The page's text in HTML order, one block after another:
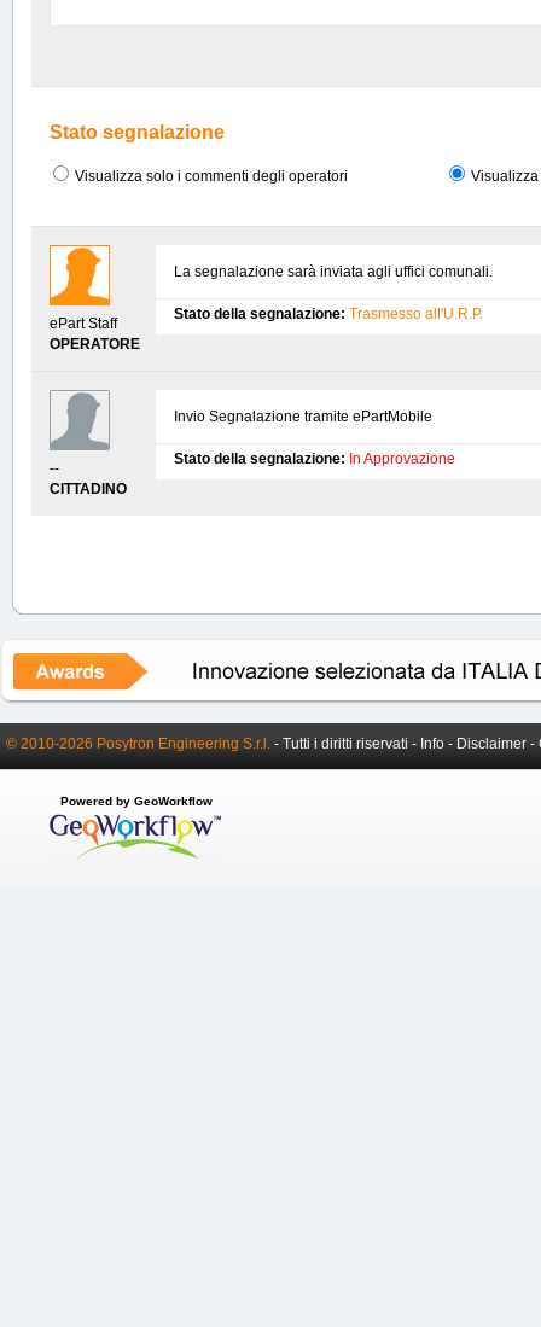
Stato segnalazione
Visualizza solo i commenti degli operatori Visualizza
ePart Staff
OPERATORE
La segnalazione sarà inviata agli uffici comunali.
Stato della segnalazione: Trasmesso all'U.R.P.
--
CITTADINO
Invio Segnalazione tramite ePartMobile
Stato della segnalazione: In Approvazione
© 2010-2026 Posytron Engineering S.r.l. - Tutti i diritti riservati - Info - Disclaimer -
Powered by GeoWorkflow